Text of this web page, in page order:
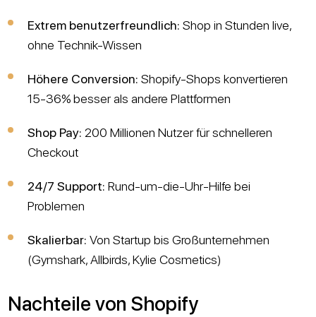
Extrem benutzerfreundlich: Shop in Stunden live,
ohne Technik-Wissen
Höhere Conversion: Shopify-Shops konvertieren
15-36% besser als andere Plattformen
Shop Pay: 200 Millionen Nutzer für schnelleren
Checkout
24/7 Support: Rund-um-die-Uhr-Hilfe bei
Problemen
Skalierbar: Von Startup bis Großunternehmen
(Gymshark, Allbirds, Kylie Cosmetics)
Nachteile von Shopify